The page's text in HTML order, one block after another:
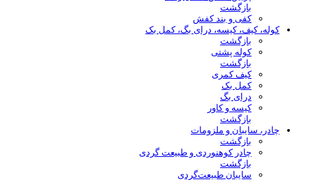
بازگشت
کفی و بند کفش
کوله، کیف، کیسه، درای بگ، کمل بک
بازگشت
کوله پشتی
بازگشت
کیف کمری
کمل بک
درای بگ
کیسه و کاور
بازگشت
چادر، سایبان و ملزومات
بازگشت
چادر کوهنوردی و طبیعت گردی
بازگشت
سایبان طبیعت‌گردی